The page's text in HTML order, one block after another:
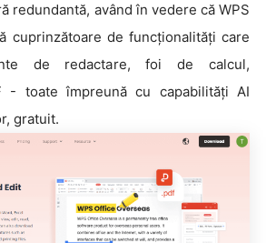
redundantă, având în vedere că WPS
cuprinzătoare de funcționalități care
de redactare, foi de calcul,
- toate împreună cu capabilități AI
gratuit.